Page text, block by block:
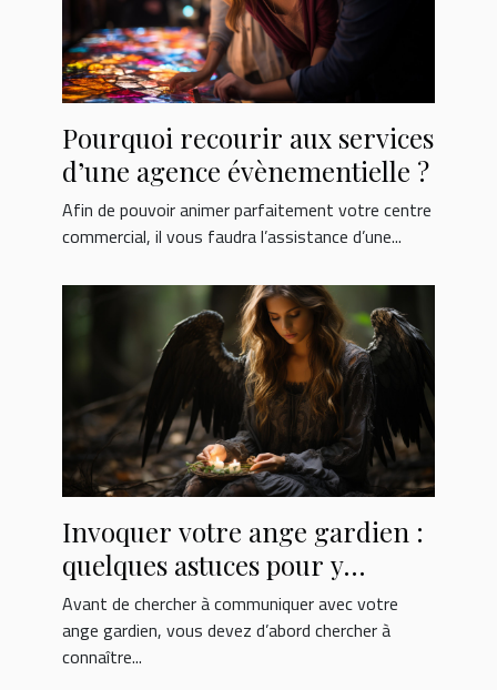
Pourquoi recourir aux services
d’une agence évènementielle ?
Afin de pouvoir animer parfaitement votre centre
commercial, il vous faudra l’assistance d’une...
Invoquer votre ange gardien :
quelques astuces pour y
parvenir
Avant de chercher à communiquer avec votre
ange gardien, vous devez d’abord chercher à
connaître...